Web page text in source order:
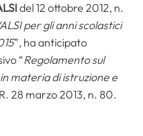
del 12 ottobre 2012, n.
per gli anni scolastici
”, ha anticipato
“Regolamento sul
materia di istruzione e
28 marzo 2013, n. 80.